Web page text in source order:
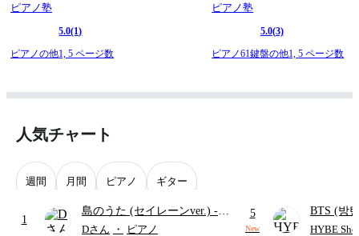
ピアノ塾
5.0(1)
ピアノの他1, 5 ページ数
ピアノ塾
5.0(3)
ピアノ61鍵盤の他1,5 ページ数
人気チャート
週間 月間 ピアノ ギター
1
島のうた (セイレーンver.) -
セイレーン(CV.鈴木みのり)
Dさん ・ ピアノ
5
New
BTS (방
HYBE